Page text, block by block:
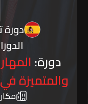
دورة
دورة:
والمتميزة